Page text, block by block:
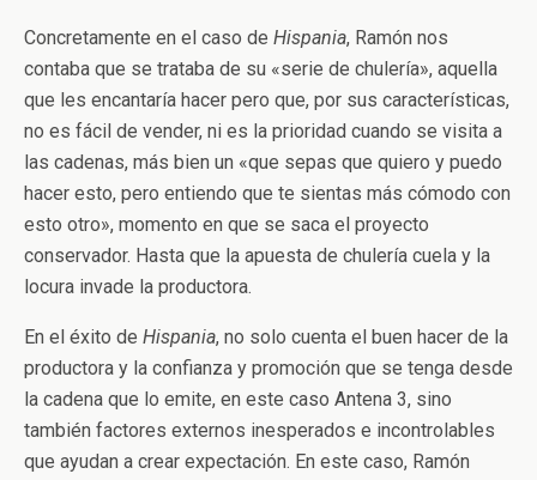
Concretamente en el caso de Hispania, Ramón nos
contaba que se trataba de su «serie de chulería», aquella
que les encantaría hacer pero que, por sus características,
no es fácil de vender, ni es la prioridad cuando se visita a
las cadenas, más bien un «que sepas que quiero y puedo
hacer esto, pero entiendo que te sientas más cómodo con
esto otro», momento en que se saca el proyecto
conservador. Hasta que la apuesta de chulería cuela y la
locura invade la productora.
En el éxito de Hispania, no solo cuenta el buen hacer de la
productora y la confianza y promoción que se tenga desde
la cadena que lo emite, en este caso Antena 3, sino
también factores externos inesperados e incontrolables
que ayudan a crear expectación. En este caso, Ramón